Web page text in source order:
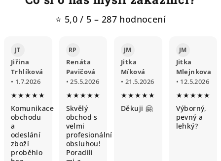
⭐ 5,0 / 5 – 287 hodnocení
JT
Jiřina
Trhlíková
• 1.7.2026
★★★★★
Komunikace
obchodu
a
odeslání
zboží
proběhlo
RP
Renáta
Pavičová
• 25.5.2026
★★★★★
Skvělý
obchod s
velmi
profesionální
obsluhou!
Poradili
JM
Jitka
Míková
• 21.5.2026
★★★★★
Děkuji 🤗
JM
Jitka
Mlejnkova
• 12.5.2026
★★★★★
Výborný,
pevný a
lehký?